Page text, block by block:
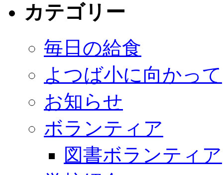
カテゴリー
毎日の給食
よつば小に向かって
お知らせ
ボランティア
図書ボランティア